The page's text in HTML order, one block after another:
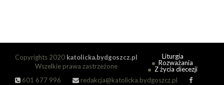
Copyrights 2020 katolicka.bydgoszcz.pl
Wszelkie prawa zastrzeżone
601 677 996
redakcja@katolicka.bydgoszcz.pl
Liturgia
Rozważania
Z życia diecezji